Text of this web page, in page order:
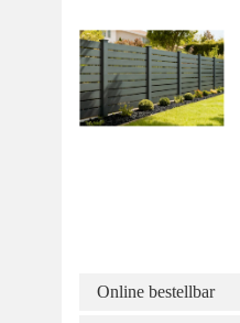
Online bestellbar